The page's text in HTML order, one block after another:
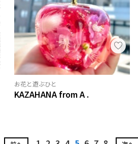
お花と遊ぶひと
KAZAHANA from A .